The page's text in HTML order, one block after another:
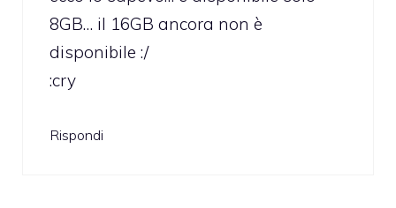
8GB… il 16GB ancora non è
disponibile :/
:cry
Rispondi